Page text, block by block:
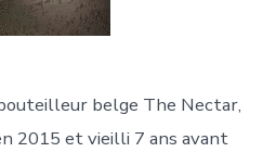
belge The Nectar,
2015 et vieilli 7 ans avant